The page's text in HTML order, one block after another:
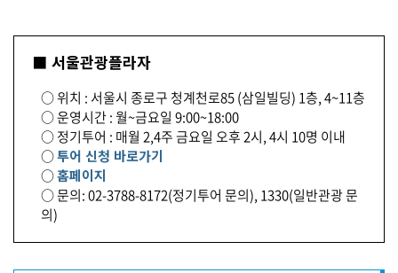
■ 서울관광플라자
○ 위치 : 서울시 종로구 청계천로85 (삼일빌딩) 1층, 4~11층
○ 운영시간 : 월~금요일 9:00~18:00
○ 정기투어 : 매월 2,4주 금요일 오후 2시, 4시 10명 이내
○투어 신청 바로가기
○홈페이지
○ 문의: 02-3788-8172(정기투어 문의), 1330(일반관광 문
의)